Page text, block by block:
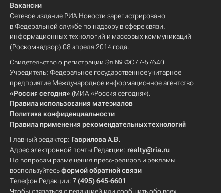
Вакансии
Сетевое издание РИА Новости зарегистрировано
в Федеральной службе по надзору в сфере связи,
информационных технологий и массовых коммуникаций
(Роскомнадзор) 08 апреля 2014 года.
Свидетельство о регистрации Эл № ФС77-57640
Учредитель: Федеральное государственное унитарное
предприятие Международное информационное агентство
«Россия сегодня» (МИА «Россия сегодня»).
Правила использования материалов
Политика конфиденциальности
Правила применения рекомендательных технологий
Главный редактор: Гаврилова А.В.
Адрес электронной почты Редакции: realty@ria.ru
По вопросам размещения пресс-релизов и рекламы
воспользуйтесьформой обратной связи
Телефон Редакции: 7 (495) 645-6601
Чтобы связаться с редакцией или сообщить обо всех